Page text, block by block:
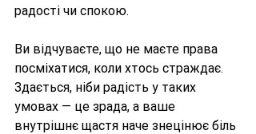
радості чи спокою.
Ви відчуваєте, що не маєте права
посміхатися, коли хтось страждає.
Здається, ніби радість у таких
умовах — це зрада, а ваше
внутрішнє щастя наче знецінює біль